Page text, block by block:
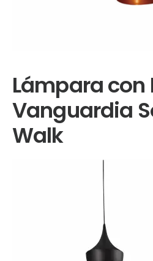
Lámpara con
Vanguardia
Walk